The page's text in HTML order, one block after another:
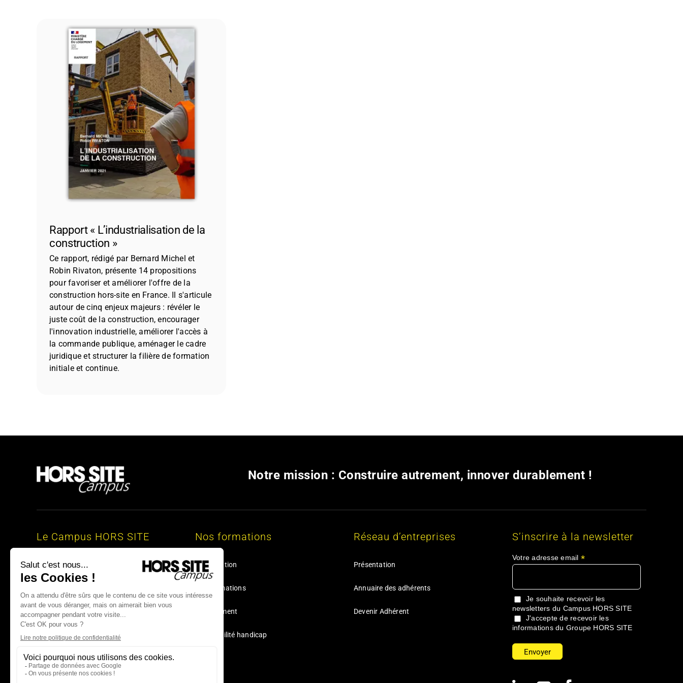
Rapport « L’industrialisation de la
construction »
Ce rapport, rédigé par Bernard Michel et
Robin Rivaton, présente 14 propositions
pour favoriser et améliorer l'offre de la
construction hors-site en France. Il s'articule
autour de cinq enjeux majeurs : révéler le
juste coût de la construction, encourager
l'innovation industrielle, améliorer l'accès à
la commande publique, aménager le cadre
juridique et structurer la filière de formation
initiale et continue.
Notre mission : Construire autrement, innover durablement !
Le Campus HORS SITE
A propos
Évènements
Lexique
Téléchargements
Nos formations
Présentation
Nos formations
Financement
Accessibilité handicap
Réseau d’entreprises
Présentation
Annuaire des adhérents
Devenir Adhérent
S’inscrire à la newsletter
Votre adresse email *
Je souhaite recevoir les
newsletters du Campus HORS SITE
J'accepte de recevoir les
informations du Groupe HORS SITE